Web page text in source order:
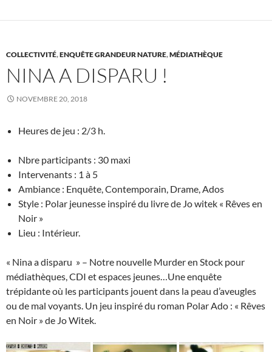
COLLECTIVITÉ,ENQUÊTE GRANDEUR NATURE,MÉDIATHÈQUE
NINA A DISPARU !
NOVEMBRE 20, 2018
Heures de jeu : 2/3 h.
Nbre participants : 30 maxi
Intervenants : 1 à 5
Ambiance : Enquête, Contemporain, Drame, Ados
Style : Polar jeunesse inspiré du livre de Jo witek « Rêves en
Noir »
Lieu : Intérieur.
« Nina a disparu » – Notre nouvelle Murder en Stock pour
médiathèques, CDI et espaces jeunes…Une enquête
trépidante où les participants jouent dans la peau d’aveugles
ou de mal voyants. Un jeu inspiré du roman Polar Ado : « Rêves
en Noir » de Jo Witek.